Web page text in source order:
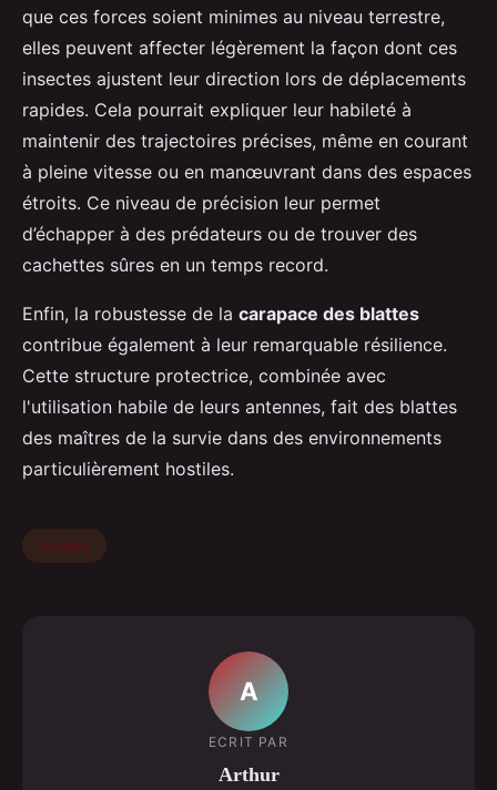
que ces forces soient minimes au niveau terrestre,
elles peuvent affecter légèrement la façon dont ces
insectes ajustent leur direction lors de déplacements
rapides. Cela pourrait expliquer leur habileté à
maintenir des trajectoires précises, même en courant
à pleine vitesse ou en manœuvrant dans des espaces
étroits. Ce niveau de précision leur permet
d’échapper à des prédateurs ou de trouver des
cachettes sûres en un temps record.
Enfin, la robustesse de la carapace des blattes
contribue également à leur remarquable résilience.
Cette structure protectrice, combinée avec
l'utilisation habile de leurs antennes, fait des blattes
des maîtres de la survie dans des environnements
particulièrement hostiles.
Société
A
ECRIT PAR
Arthur